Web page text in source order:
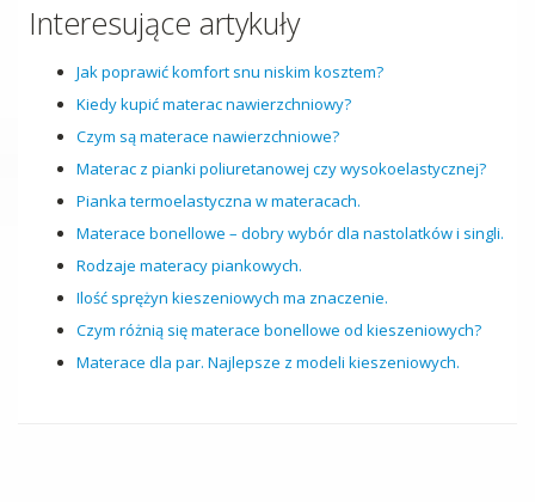
Interesujące artykuły
Jak poprawić komfort snu niskim kosztem?
Kiedy kupić materac nawierzchniowy?
Czym są materace nawierzchniowe?
Materac z pianki poliuretanowej czy wysokoelastycznej?
Pianka termoelastyczna w materacach.
Materace bonellowe – dobry wybór dla nastolatków i singli.
Rodzaje materacy piankowych.
Ilość sprężyn kieszeniowych ma znaczenie.
Czym różnią się materace bonellowe od kieszeniowych?
Materace dla par. Najlepsze z modeli kieszeniowych.